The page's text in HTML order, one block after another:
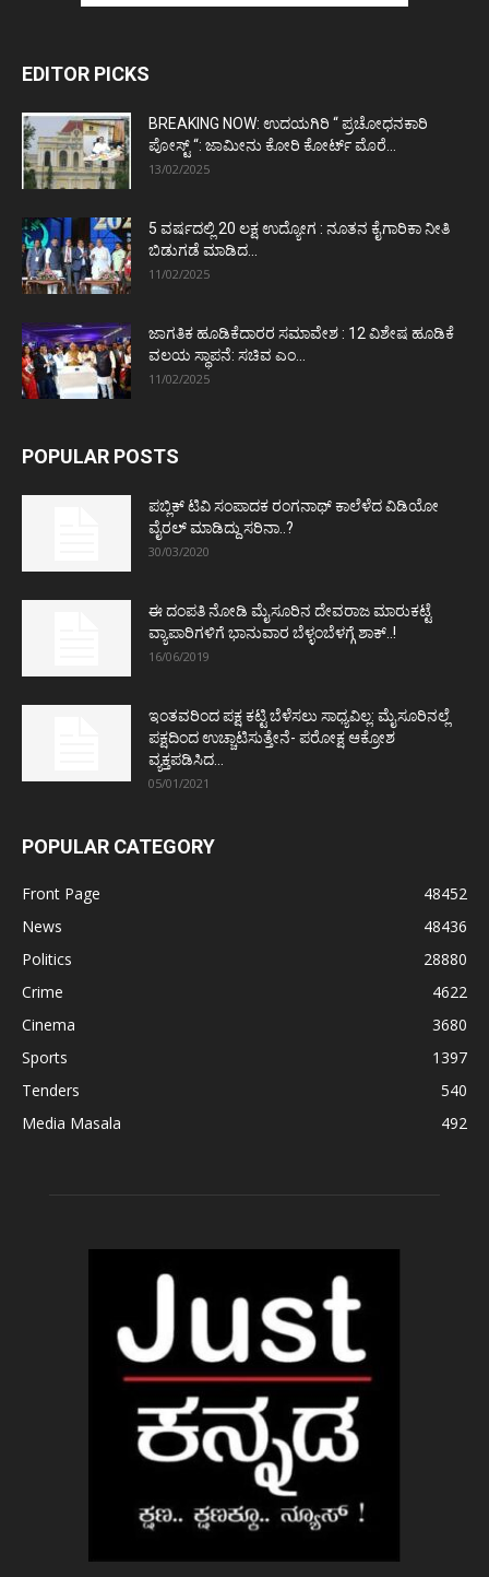
EDITOR PICKS
BREAKING NOW: ಉದಯಗಿರಿ “ ಪ್ರಚೋಧನಕಾರಿ
ಪೋಸ್ಟ್‌ “: ಜಾಮೀನು ಕೋರಿ ಕೋರ್ಟ್‌ ಮೊರೆ...
13/02/2025
5 ವರ್ಷದಲ್ಲಿ 20 ಲಕ್ಷ ಉದ್ಯೋಗ : ನೂತನ ಕೈಗಾರಿಕಾ ನೀತಿ
ಬಿಡುಗಡೆ ಮಾಡಿದ...
11/02/2025
ಜಾಗತಿಕ ಹೂಡಿಕೆದಾರರ ಸಮಾವೇಶ : 12 ವಿಶೇಷ ಹೂಡಿಕೆ
ವಲಯ ಸ್ಥಾಪನೆ: ಸಚಿವ ಎಂ...
11/02/2025
POPULAR POSTS
ಪಬ್ಲಿಕ್ ಟಿವಿ ಸಂಪಾದಕ ರಂಗನಾಥ್ ಕಾಲೆಳೆದ ವಿಡಿಯೋ
ವೈರಲ್ ಮಾಡಿದ್ದು ಸರಿನಾ..?
30/03/2020
ಈ ದಂಪತಿ ನೋಡಿ ಮೈಸೂರಿನ ದೇವರಾಜ ಮಾರುಕಟ್ಟೆ
ವ್ಯಾಪಾರಿಗಳಿಗೆ ಭಾನುವಾರ ಬೆಳ್ಳಂಬೆಳಗ್ಗೆ ಶಾಕ್..!
16/06/2019
ಇಂತವರಿಂದ ಪಕ್ಷ ಕಟ್ಟಿ ಬೆಳೆಸಲು ಸಾಧ್ಯವಿಲ್ಲ: ಮೈಸೂರಿನಲ್ಲೆ
ಪಕ್ಷದಿಂದ ಉಚ್ಚಾಟಿಸುತ್ತೇನೆ- ಪರೋಕ್ಷ ಆಕ್ರೋಶ
ವ್ಯಕ್ತಪಡಿಸಿದ...
05/01/2021
POPULAR CATEGORY
Front Page
48452
News
48436
Politics
28880
Crime
4622
Cinema
3680
Sports
1397
Tenders
540
Media Masala
492